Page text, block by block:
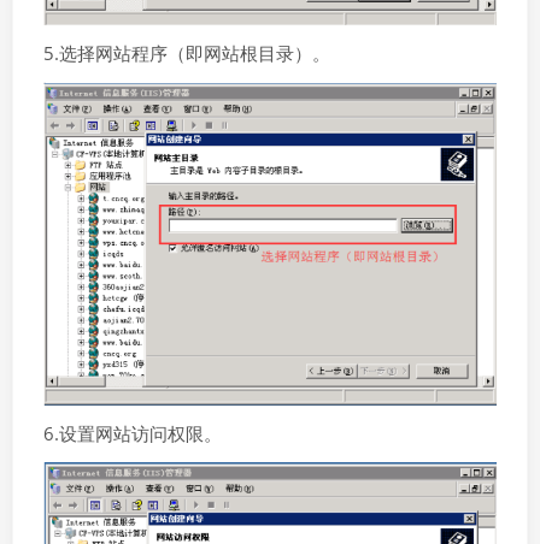
5.选择网站程序（即网站根目录）。
6.设置网站访问权限。